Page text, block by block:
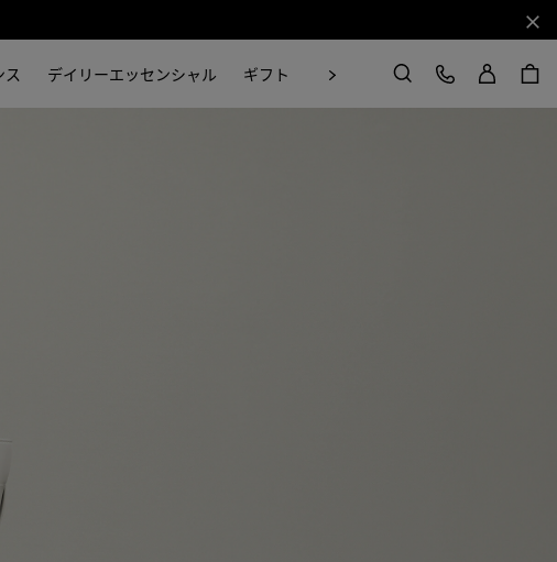
閉
ス デイリーエッセンシャル ギフト Craft in Motion
次
検索
カスタマーケア ログイン